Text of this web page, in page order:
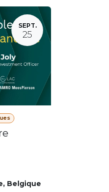
SEPT.
25
, Belgique